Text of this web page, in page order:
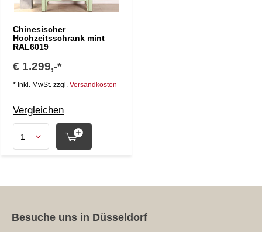
Chinesischer
Hochzeitsschrank mint
RAL6019
€ 1.299,-*
* Inkl. MwSt. zzgl. Versandkosten
Vergleichen
Besuche uns in Düsseldorf